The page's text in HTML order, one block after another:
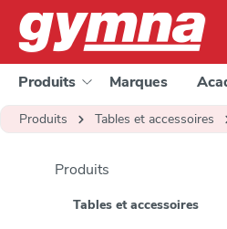
recherche Passer à la navigation
Produits Marques
Produits
Tables et accessoires
Produits
Tables et accessoires